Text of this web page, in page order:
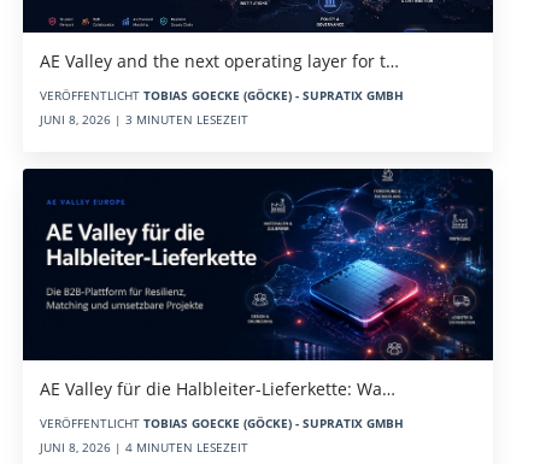
AE Valley and the next operating layer for t…
VERÖFFENTLICHT TOBIAS GOECKE (GÖCKE) - SUPRATIX GMBH
JUNI 8, 2026 | 3 MINUTEN LESEZEIT
AE Valley für die Halbleiter-Lieferkette: Wa…
VERÖFFENTLICHT TOBIAS GOECKE (GÖCKE) - SUPRATIX GMBH
JUNI 8, 2026 | 4 MINUTEN LESEZEIT